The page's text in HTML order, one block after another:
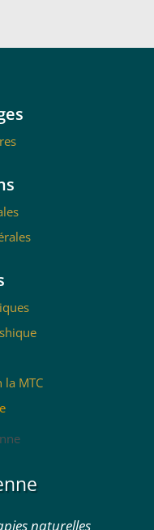
la MTC
naturelles